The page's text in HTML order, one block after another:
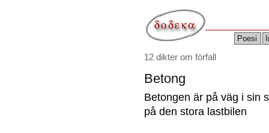
Poesi
12 dikter om förfall
Betong
Betongen är på väg i sin
på den stora lastbilen